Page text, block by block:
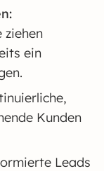
ein
Kunden
Leads